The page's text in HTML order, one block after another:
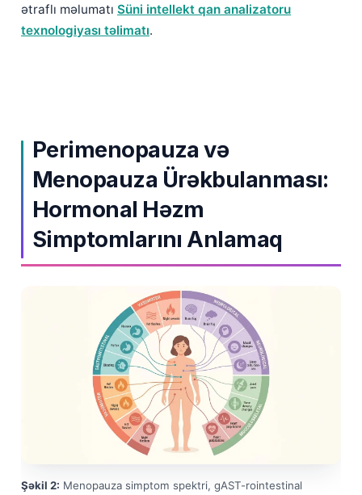
ətraflı məlumatı Süni intellekt qan analizatoru
texnologiyası təlimatı.
Perimenopauza və
Menopauza Ürəkbulanması:
Hormonal Həzm
Simptomlarını Anlamaq
Şəkil 2: Menopauza simptom spektri, gAST-rointestinal